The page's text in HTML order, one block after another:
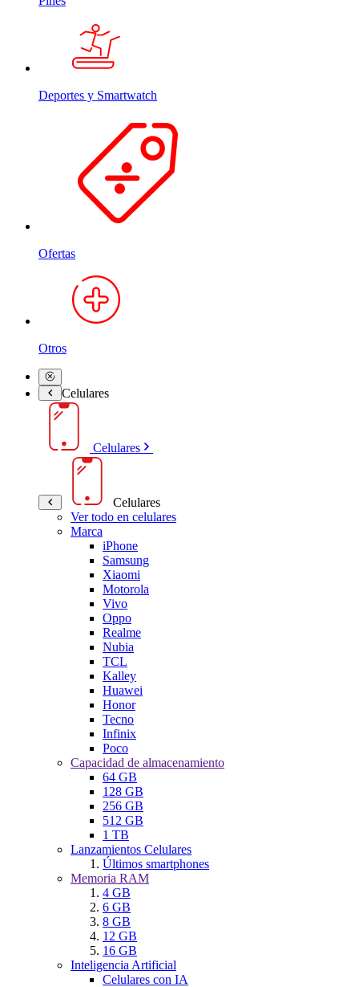
Deportes y Smartwatch
Ofertas
Otros
Celulares
Celulares
Celulares
Ver todo en celulares
Marca
iPhone
Samsung
Xiaomi
Motorola
Vivo
Oppo
Realme
Nubia
TCL
Kalley
Huawei
Honor
Tecno
Infinix
Poco
Capacidad de almacenamiento
64 GB
128 GB
256 GB
512 GB
1 TB
Lanzamientos Celulares
Últimos smartphones
Memoria RAM
4 GB
6 GB
8 GB
12 GB
16 GB
Inteligencia Artificial
Celulares con IA